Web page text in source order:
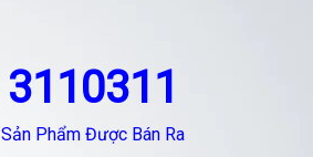
3110311
Sản Phẩm Được Bán Ra